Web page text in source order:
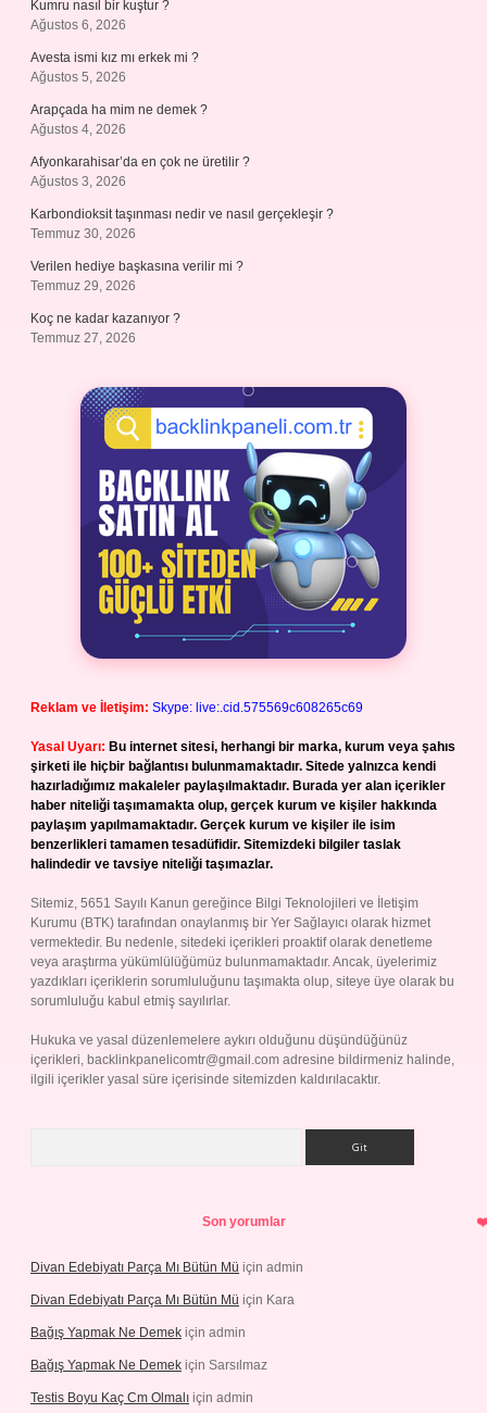
Kumru nasıl bir kuştur ?
Ağustos 6, 2026
Avesta ismi kız mı erkek mi ?
Ağustos 5, 2026
Arapçada ha mim ne demek ?
Ağustos 4, 2026
Afyonkarahisar’da en çok ne üretilir ?
Ağustos 3, 2026
Karbondioksit taşınması nedir ve nasıl gerçekleşir ?
Temmuz 30, 2026
Verilen hediye başkasına verilir mi ?
Temmuz 29, 2026
Koç ne kadar kazanıyor ?
Temmuz 27, 2026
Reklam ve İletişim: Skype: live:.cid.575569c608265c69
Yasal Uyarı: Bu internet sitesi, herhangi bir marka, kurum veya şahıs
şirketi ile hiçbir bağlantısı bulunmamaktadır. Sitede yalnızca kendi
hazırladığımız makaleler paylaşılmaktadır. Burada yer alan içerikler
haber niteliği taşımamakta olup, gerçek kurum ve kişiler hakkında
paylaşım yapılmamaktadır. Gerçek kurum ve kişiler ile isim
benzerlikleri tamamen tesadüfidir. Sitemizdeki bilgiler taslak
halindedir ve tavsiye niteliği taşımazlar.
Sitemiz, 5651 Sayılı Kanun gereğince Bilgi Teknolojileri ve İletişim
Kurumu (BTK) tarafından onaylanmış bir Yer Sağlayıcı olarak hizmet
vermektedir. Bu nedenle, sitedeki içerikleri proaktif olarak denetleme
veya araştırma yükümlülüğümüz bulunmamaktadır. Ancak, üyelerimiz
yazdıkları içeriklerin sorumluluğunu taşımakta olup, siteye üye olarak bu
sorumluluğu kabul etmiş sayılırlar.
Hukuka ve yasal düzenlemelere aykırı olduğunu düşündüğünüz
içerikleri, backlinkpanelicomtr@gmail.com adresine bildirmeniz halinde,
ilgili içerikler yasal süre içerisinde sitemizden kaldırılacaktır.
Son yorumlar
Divan Edebiyatı Parça Mı Bütün Mü için admin
Divan Edebiyatı Parça Mı Bütün Mü için Kara
Bağış Yapmak Ne Demek için admin
Bağış Yapmak Ne Demek için Sarsılmaz
Testis Boyu Kaç Cm Olmalı için admin